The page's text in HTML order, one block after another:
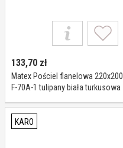
133,70 zł
Matex Pościel flanelowa 220x200
F-70A-1 tulipany biała turkusowa
KARO